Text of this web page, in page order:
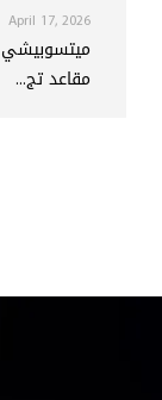
April 17, 2026
مقاعد تج...